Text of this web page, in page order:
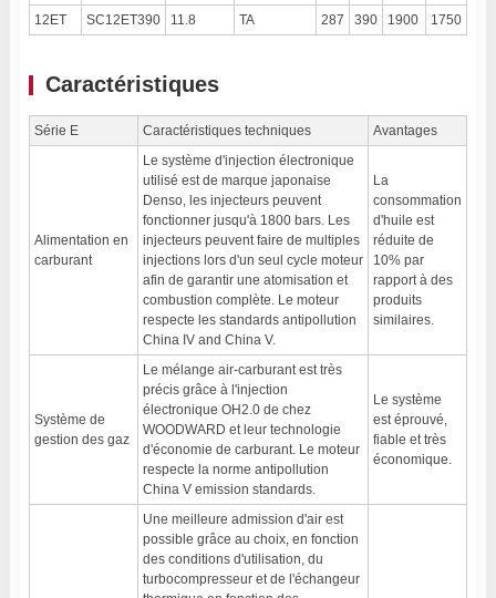
12ET
SC12ET390 11.8 TA 287 390 1900 1750
Caractéristiques
Série E Caractéristiques techniques Avantages
Alimentation en
carburant
Le système d'injection électronique
utilisé est de marque japonaise
Denso, les injecteurs peuvent
fonctionner jusqu'à 1800 bars. Les
injecteurs peuvent faire de multiples
injections lors d'un seul cycle moteur
afin de garantir une atomisation et
combustion complète. Le moteur
respecte les standards antipollution
China IV and China V.
La
consommation
d'huile est
réduite de
10% par
rapport à des
produits
similaires.
Système de
gestion des gaz
Le mélange air-carburant est très
précis grâce à l'injection
électronique OH2.0 de chez
WOODWARD et leur technologie
d'économie de carburant. Le moteur
respecte la norme antipollution
China V emission standards.
Le système
est éprouvé,
fiable et très
économique.
Une meilleure admission d'air est
possible grâce au choix, en fonction
des conditions d'utilisation, du
turbocompresseur et de l'échangeur